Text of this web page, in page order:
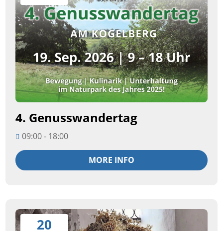
4. Genusswandertag
09:00 - 18:00
MORE INFO
20